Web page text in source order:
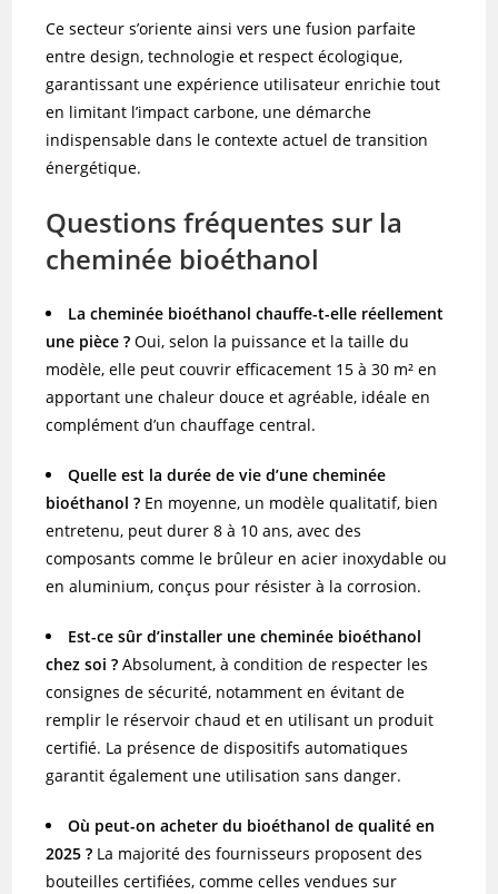
Ce secteur s’oriente ainsi vers une fusion parfaite
entre design, technologie et respect écologique,
garantissant une expérience utilisateur enrichie tout
en limitant l’impact carbone, une démarche
indispensable dans le contexte actuel de transition
énergétique.
Questions fréquentes sur la
cheminée bioéthanol
La cheminée bioéthanol chauffe-t-elle réellement
une pièce ? Oui, selon la puissance et la taille du
modèle, elle peut couvrir efficacement 15 à 30 m² en
apportant une chaleur douce et agréable, idéale en
complément d’un chauffage central.
Quelle est la durée de vie d’une cheminée
bioéthanol ? En moyenne, un modèle qualitatif, bien
entretenu, peut durer 8 à 10 ans, avec des
composants comme le brûleur en acier inoxydable ou
en aluminium, conçus pour résister à la corrosion.
Est-ce sûr d’installer une cheminée bioéthanol
chez soi ? Absolument, à condition de respecter les
consignes de sécurité, notamment en évitant de
remplir le réservoir chaud et en utilisant un produit
certifié. La présence de dispositifs automatiques
garantit également une utilisation sans danger.
Où peut-on acheter du bioéthanol de qualité en
2025 ? La majorité des fournisseurs proposent des
bouteilles certifiées, comme celles vendues sur